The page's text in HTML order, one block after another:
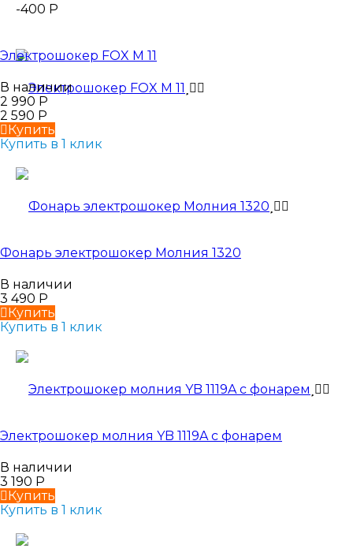
-400 Р
Электрошокер FOX М 11
В наличии
2 990 Р
2 590 Р
Купить
Купить в 1 клик
Фонарь электрошокер Молния 1320
В наличии
3 490 Р
Купить
Купить в 1 клик
Электрошокер молния YB 1119A с фонарем
В наличии
3 190 Р
Купить
Купить в 1 клик